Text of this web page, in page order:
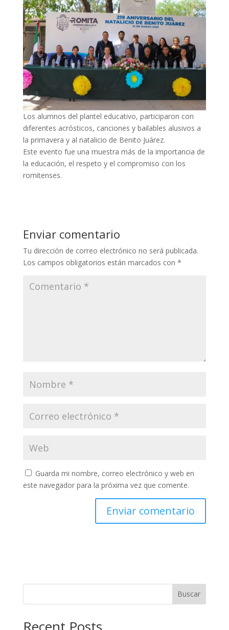
Los alumnos del plantel educativo, participaron con
diferentes acrósticos, canciones y bailables alusivos a
la primavera y al natalicio de Benito Juárez.
Este evento fue una muestra más de la importancia de
la educación, el respeto y el compromiso con los
romitenses.
Enviar comentario
Tu dirección de correo electrónico no será publicada.
Los campos obligatorios están marcados con *
Guarda mi nombre, correo electrónico y web en
este navegador para la próxima vez que comente.
Buscar
Recent Posts